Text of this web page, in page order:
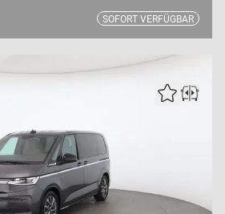
SOFORT VERFÜGBAR